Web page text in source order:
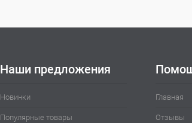
Наши предложения
Новинки
Популярные товары
Главная
Отзывы